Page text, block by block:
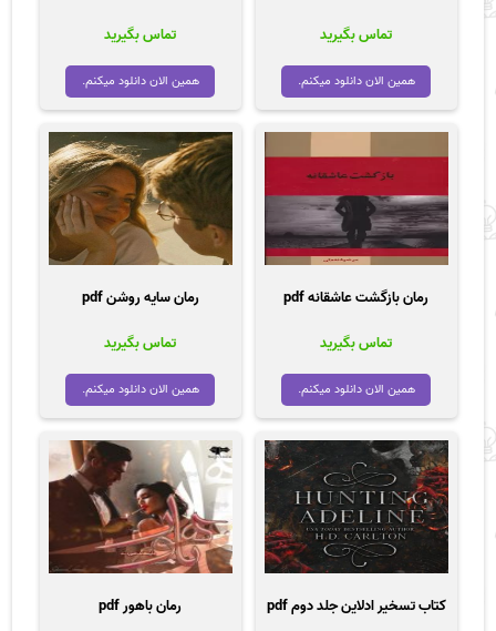
تماس بگیرید
همین الان دانلود میکنم.
تماس بگیرید
همین الان دانلود میکنم.
رمان بازگشت عاشقانه pdf
تماس بگیرید
همین الان دانلود میکنم.
رمان سایه روشن pdf
تماس بگیرید
همین الان دانلود میکنم.
کتاب تسخیر ادلاین جلد دوم pdf
رمان باهور pdf